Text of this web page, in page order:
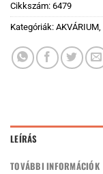
Cikkszám: 6479
Kategóriák: AKVÁRIUM,
LEÍRÁS
TOVÁBBI INFORMÁCIÓK